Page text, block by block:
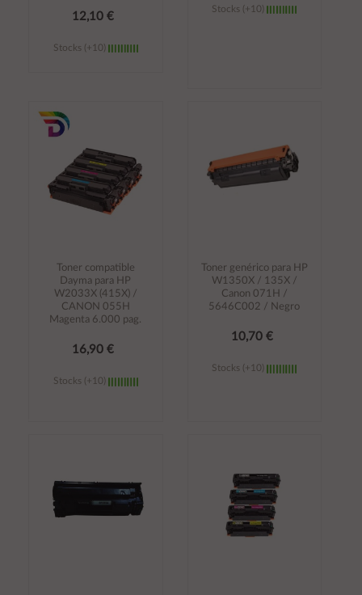
12,10 €
Stocks (+10)
Stocks (+10)
Toner compatible
Dayma para HP
W2033X (415X) /
CANON 055H
Magenta 6.000 pag.
16,90 €
Stocks (+10)
Toner genérico para HP
W1350X / 135X /
Canon 071H /
5646C002 / Negro
10,70 €
Stocks (+10)